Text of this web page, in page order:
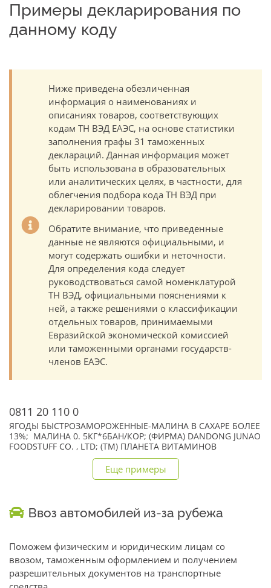
Примеры декларирования по
данному коду
Ниже приведена обезличенная
информация о наименованиях и
описаниях товаров, соответствующих
кодам ТН ВЭД ЕАЭС, на основе статистики
заполнения графы 31 таможенных
деклараций. Данная информация может
быть использована в образовательных
или аналитических целях, в частности, для
облегчения подбора кода ТН ВЭД при
декларировании товаров.
Обратите внимание, что приведенные
данные не являются официальными, и
могут содержать ошибки и неточности.
Для определения кода следует
руководствоваться самой номенклатурой
ТН ВЭД, официальными пояснениями к
ней, а также решениями о классификации
отдельных товаров, принимаемыми
Евразийской экономической комиссией
или таможенными органами государств-
членов ЕАЭС.
0811 20 110 0
ЯГОДЫ БЫСТРОЗАМОРОЖЕННЫЕ-МАЛИНА В САХАРЕ БОЛЕЕ
13%; МАЛИНА 0. 5КГ*6БАН/КОР; (ФИРМА) DANDONG JUNAO
FOODSTUFF CO. , LTD; (TM) ПЛАНЕТА ВИТАМИНОВ
Еще примеры
Ввоз автомобилей из-за рубежа
Поможем физическим и юридическим лицам со
ввозом, таможенным оформлением и получением
разрешительных документов на транспортные